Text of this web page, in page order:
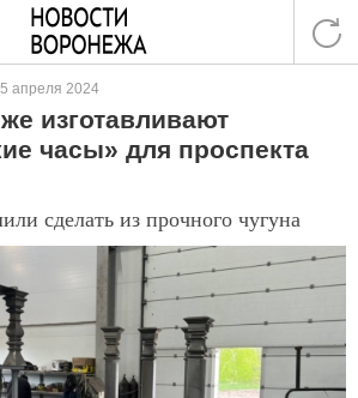
апреля 2024
изготавливают
часы» для проспекта
сделать из прочного чугуна